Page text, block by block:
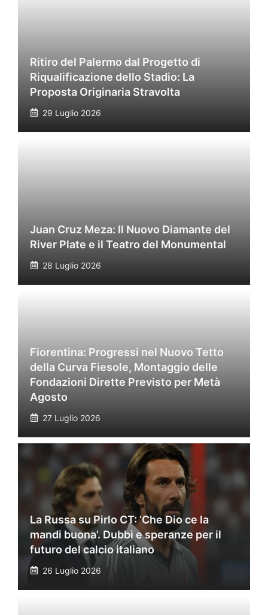
Ritiro del Palermo dal Progetto di
Riqualificazione dello Stadio: La
Proposta Originaria Stravolta
29 Luglio 2026
Juan Cruz Meza: Il Nuovo Diamante del
River Plate e il Teatro del Monumental
28 Luglio 2026
Fiorentina: Progressi nel Nuovo Tetto
della Curva Fiesole, Montaggio delle
Fondazioni Dirette Previsto per Metà
Agosto
27 Luglio 2026
La Russa su Pirlo CT: ‘Che Dio ce la
mandi buona’. Dubbi e speranze per il
futuro del calcio italiano
26 Luglio 2026